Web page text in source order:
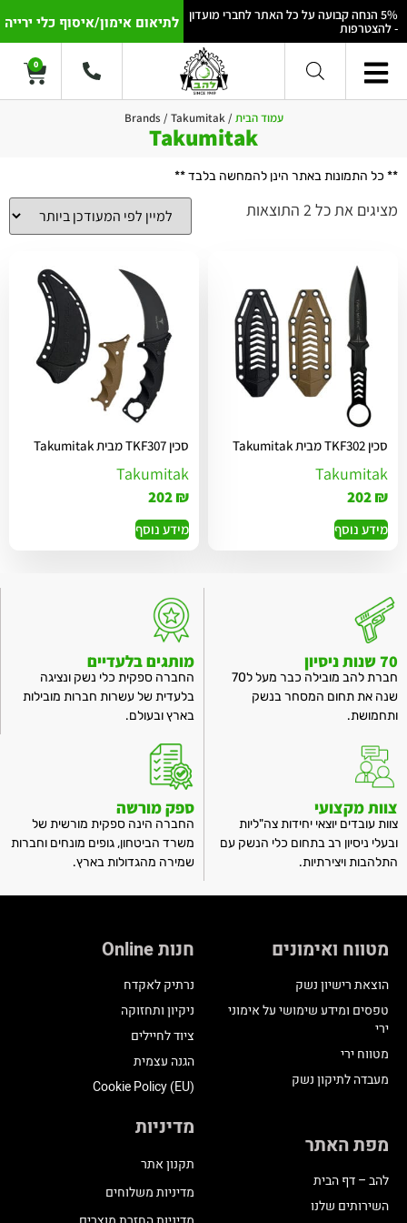
5% הנחה קבועה על כל האתר לחברי מועדון
- להצטרפות
לתיאום אימון/איסוף כלי ירייה
0
עמוד הבית / Brands / Takumitak
Takumitak
** כל התמונות באתר הינן להמחשה בלבד **
מציגים את כל ⁦2⁩ התוצאות
סכין TKF302 מבית Takumitak
Takumitak
202₪
מידע נוסף
סכין TKF307 מבית Takumitak
Takumitak
202₪
מידע נוסף
70 שנות ניסיון
חברת להב מובילה כבר מעל ל70
שנה את תחום המסחר בנשק
ותחמושת.
מותגים בלעדיים
החברה ספקית כלי נשק ונציגה
בלעדית של עשרות חברות מובילות
בארץ ובעולם.
צוות מקצועי
צוות עובדים יוצאי יחידות צה"ליות
ובעלי ניסיון רב בתחום כלי הנשק עם
התלהבות ויצירתיות.
ספק מורשה
החברה הינה ספקית מורשית של
משרד הביטחון, גופים מונחים וחברות
שמירה מהגדולות בארץ.
מטווח ואימונים
הוצאת רישיון נשק
טפסים ומידע שימושי על אימוני
ירי
מטווח ירי
מעבדה לתיקון נשק
חנות Online
נרתיק לאקדח
ניקיון ותחזוקה
ציוד לחיילים
הגנה עצמית
Cookie Policy (EU)
מפת האתר
להב – דף הבית
השירותים שלנו
מדיניות
תקנון אתר
מדיניות משלוחים